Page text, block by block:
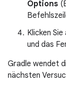
Options
Klicken Sie
und das
Gradle wendet
nächsten